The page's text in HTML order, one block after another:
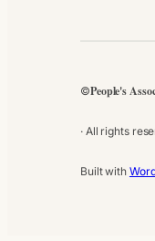
©People's
· All rights
Built with